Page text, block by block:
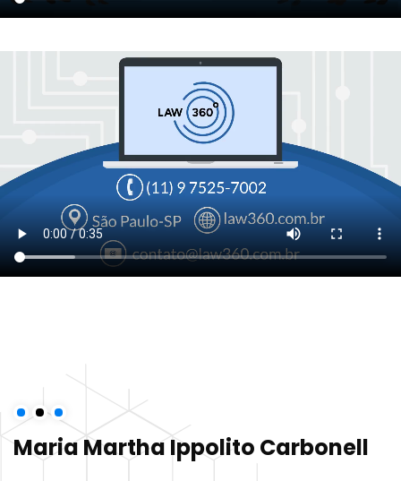
Maria Martha Ippolito Carbonell